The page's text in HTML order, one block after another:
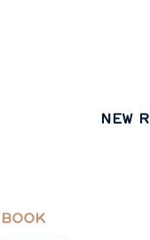
NEW
BOOK